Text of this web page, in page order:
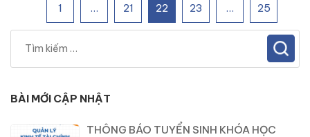
1 … 21 22 23 … 25
BÀI MỚI CẬP NHẬT
THÔNG BÁO TUYỂN SINH KHÓA HỌC